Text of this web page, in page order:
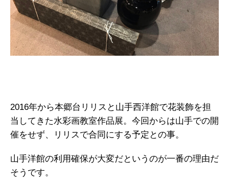
2016年から本郷台リリスと山手西洋館で花装飾を担
当してきた水彩画教室作品展。今回からは山手での開
催をせず、リリスで合同にする予定との事。
山手洋館の利用確保が大変だというのが一番の理由だ
そうです。